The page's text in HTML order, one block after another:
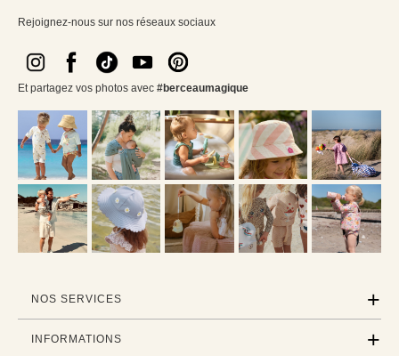
Rejoignez-nous sur nos réseaux sociaux
Et partagez vos photos avec #berceaumagique
NOS SERVICES
INFORMATIONS